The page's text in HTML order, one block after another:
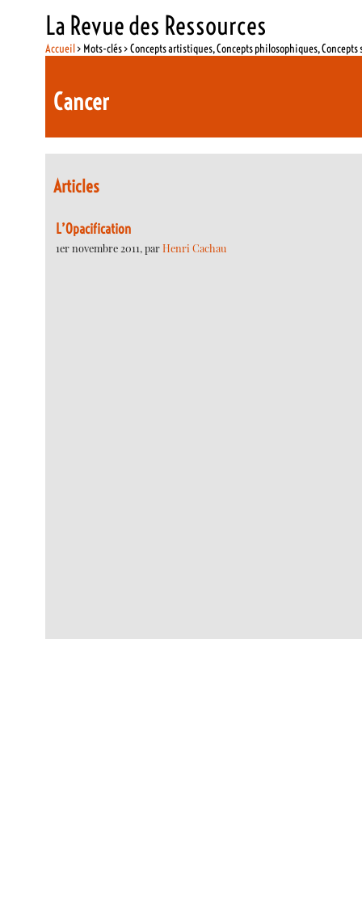
La Revue des Ressources
Accueil> Mots-clés > Concepts artistiques, Concepts philosophiques,
Cancer
Articles
L’Opacification
1er novembre 2011, parHenri Cachau